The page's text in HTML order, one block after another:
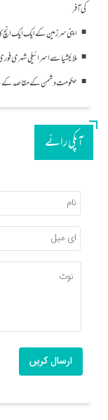
کی آفر
اپنی سرزمین کے ایک ایک
ملائیشیا سے اسرائیلی شہری
حکومت دشمن کے مقاصد کے
آپکی رائے
ارسال کریں